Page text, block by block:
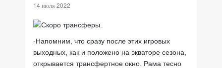
14 июля 2022
-Напомним, что сразу после этих игровых
выходных, как и положено на экваторе сезона,
открывается трансфертное окно. Рама тесно